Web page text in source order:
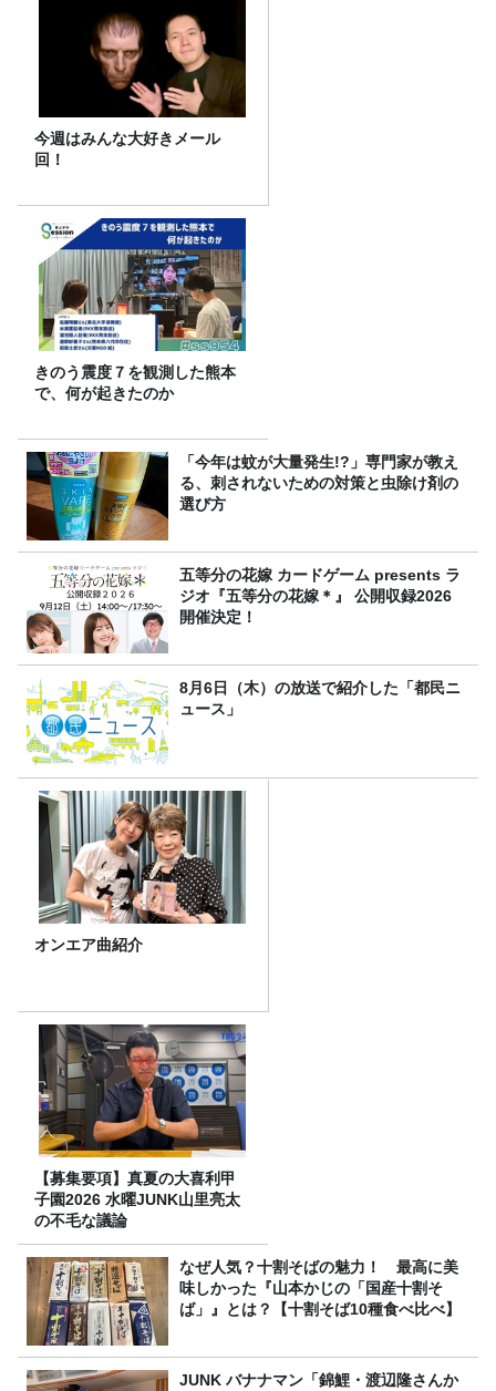
今週はみんな大好きメール
回！
きのう震度７を観測した熊本
で、何が起きたのか
「今年は蚊が大量発生!?」専門家が教え
る、刺されないための対策と虫除け剤の
選び方
五等分の花嫁 カードゲーム presents ラ
ジオ『五等分の花嫁＊』 公開収録2026
開催決定！
8月6日（木）の放送で紹介した「都民ニ
ュース」
オンエア曲紹介
【募集要項】真夏の大喜利甲
子園2026 水曜JUNK山里亮太
の不毛な議論
なぜ人気？十割そばの魅力！ 最高に美
味しかった『山本かじの「国産十割そ
ば」』とは？【十割そば10種食べ比べ】
JUNK バナナマン「錦鯉・渡辺隆さんか